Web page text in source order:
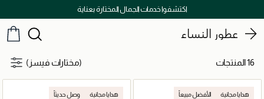
اكتشفوا خدمات الجمال المختارة بعناية
عطور النساء
16 المنتجات (مختارات فيسز)
هدايا مجانية الأفضل مبيعاً هدايا مجانية وصل حديثاً